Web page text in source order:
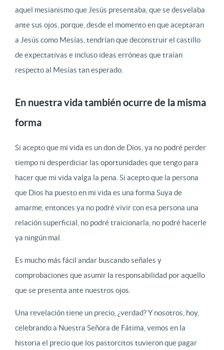
aquel mesianismo que Jesús presentaba, que se desvelaba
ante sus ojos, porque, desde el momento en que aceptaran
a Jesús como Mesías, tendrían que deconstruir el castillo
de expectativas e incluso ideas erróneas que traían
respecto al Mesías tan esperado.
En nuestra vida también ocurre de la misma
forma
Si acepto que mi vida es un don de Dios, ya no podré perder
tiempo ni desperdiciar las oportunidades que tengo para
hacer que mi vida valga la pena. Si acepto que la persona
que Dios ha puesto en mi vida es una forma Suya de
amarme, entonces ya no podré vivir con esa persona una
relación superficial, no podré traicionarla, no podré hacerle
ya ningún mal.
Es mucho más fácil andar buscando señales y
comprobaciones que asumir la responsabilidad por aquello
que se presenta ante nuestros ojos.
Una revelación tiene un precio, ¿verdad? Y nosotros, hoy,
celebrando a Nuestra Señora de Fátima, vemos en la
historia el precio que los pastorcitos tuvieron que pagar